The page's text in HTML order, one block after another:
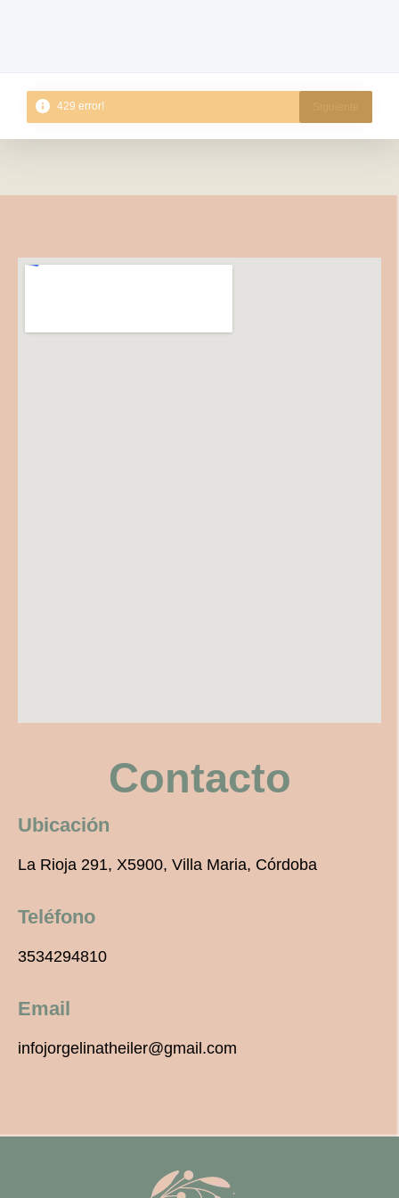
Contacto
Ubicación
La Rioja 291, X5900, Villa Maria, Córdoba
Teléfono
3534294810
Email
infojorgelinatheiler@gmail.com